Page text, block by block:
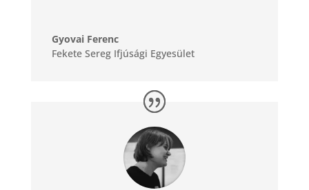
Gyovai Ferenc
Fekete Sereg Ifjúsági Egyesület